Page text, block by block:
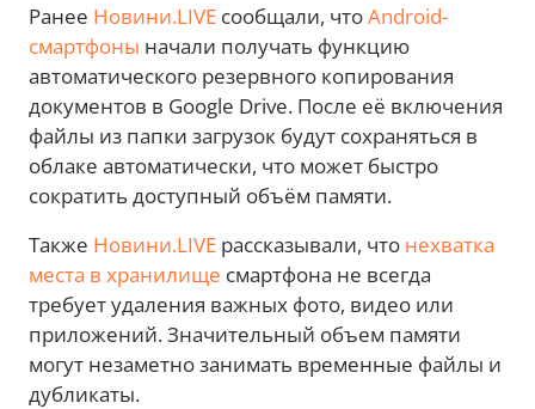
Ранее Новини.LIVE сообщали, чтоAndroid-
смартфоны начали получать функцию
автоматического резервного копирования
документов в Google Drive. После её включения
файлы из папки загрузок будут сохраняться в
облаке автоматически, что может быстро
сократить доступный объём памяти.
Также Новини.LIVE рассказывали, что нехватка
места в хранилище смартфона не всегда
требует удаления важных фото, видео или
приложений. Значительный объем памяти
могут незаметно занимать временные файлы и
дубликаты.